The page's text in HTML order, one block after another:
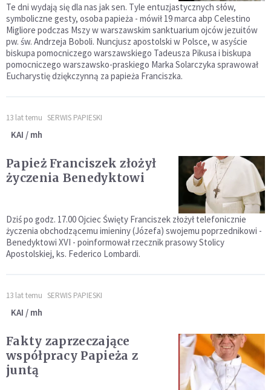
Te dni wydają się dla nas jak sen. Tyle entuzjastycznych słów,
symboliczne gesty, osoba papieża - mówił 19 marca abp Celestino
Migliore podczas Mszy w warszawskim sanktuarium ojców jezuitów
pw. św. Andrzeja Boboli. Nuncjusz apostolski w Polsce, w asyście
biskupa pomocniczego warszawskiego Tadeusza Pikusa i biskupa
pomocniczego warszawsko-praskiego Marka Solarczyka sprawował
Eucharystię dziękczynną za papieża Franciszka.
13 lat temu SERWIS PAPIESKI
KAI / mh
Papież Franciszek złożył
życzenia Benedyktowi
Dziś po godz. 17.00 Ojciec Święty Franciszek złożył telefonicznie
życzenia obchodzącemu imieniny (Józefa) swojemu poprzednikowi -
Benedyktowi XVI - poinformował rzecznik prasowy Stolicy
Apostolskiej, ks. Federico Lombardi.
13 lat temu SERWIS PAPIESKI
KAI / mh
Fakty zaprzeczające
współpracy Papieża z
juntą